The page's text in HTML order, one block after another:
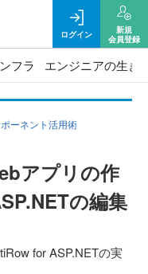
ログイン
新規
会員登録
フラ エンジニアの生き
ーネント活用術
アプリの作
の編集
for ASP.NETの実